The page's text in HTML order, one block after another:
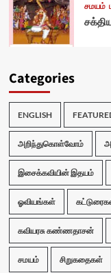
சமயம்
Categories
ENGLISH
அறிந்துகொள்வோம்
இசைக்கவியின் இதயம்
ஓவியங்கள்
கவியரசு கண்ணதாசன்
சமயம் சிறுகதைகள்